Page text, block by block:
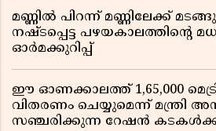
മണ്ണിൽ പിറന്ന് മണ്ണിലേക്ക്
നഷ്ടപ്പെട്ട പഴയകാലത്തിൻ്റെ
ഓർമക്കുറിപ്പ്
ഈ ഓണക്കാലത്ത് 1,65,000
വിതരണം ചെയ്യുമെന്ന് മന്ത്രി
സഞ്ചരിക്കുന്ന റേഷൻ